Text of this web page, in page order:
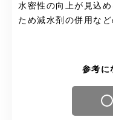
水密性の向上が見込
ため減水剤の併用など
参考に